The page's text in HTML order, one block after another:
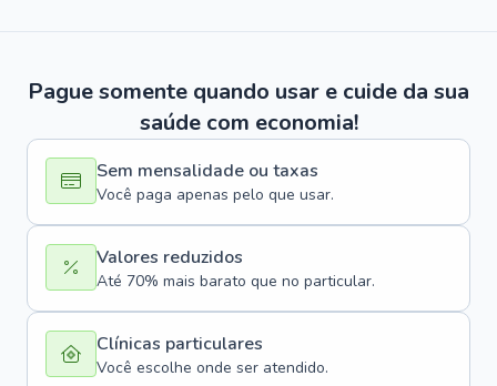
Pague somente quando usar e cuide da sua
saúde com economia!
Sem mensalidade ou taxas
Você paga apenas pelo que usar.
Valores reduzidos
Até 70% mais barato que no particular.
Clínicas particulares
Você escolhe onde ser atendido.